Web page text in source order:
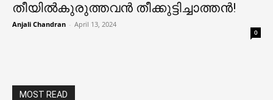
തീയിൽകുരുത്തവൻ തീക്കുട്ടിച്ചാത്തൻ!
Anjali Chandran - April 13, 2024
0
MOST READ